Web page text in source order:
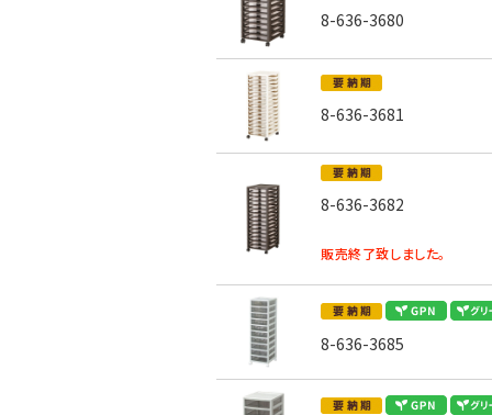
8-636-3680
8-636-3681
8-636-3682
販売終了致しました。
8-636-3685